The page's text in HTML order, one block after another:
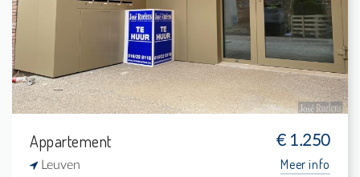
1
5 m²
1
75 m²
Appartement € 1.250
Leuven Meer info